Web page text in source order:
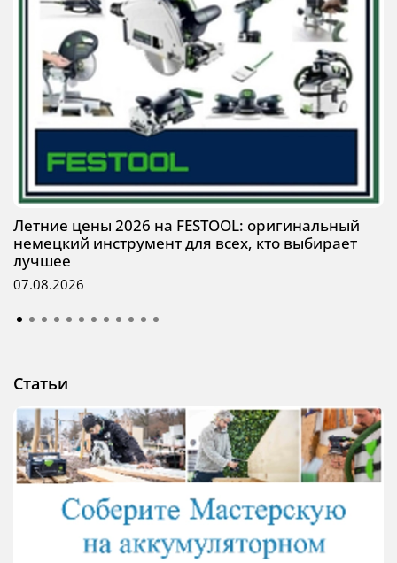
Летние цены 2026 на FESTOOL: оригинальный
немецкий инструмент для всех, кто выбирает
лучшее
07.08.2026
Статьи